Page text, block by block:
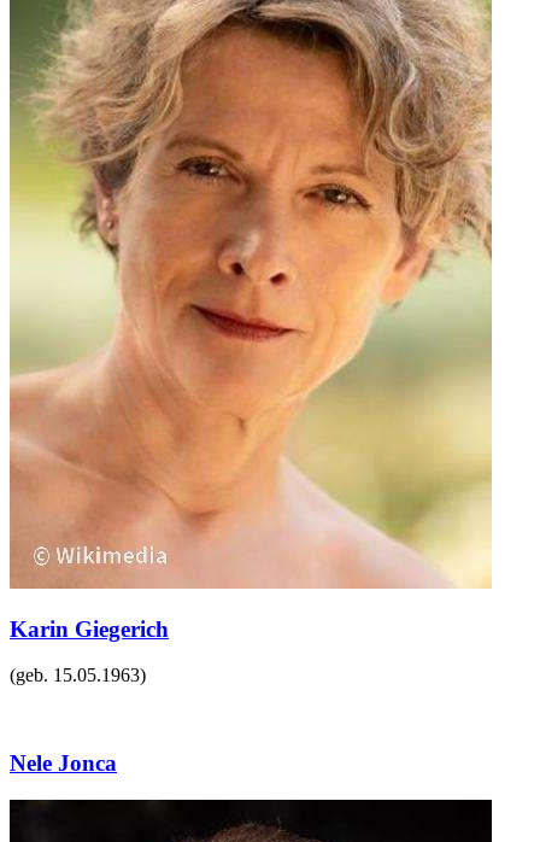
Karin Giegerich
(geb. 15.05.1963)
Nele Jonca